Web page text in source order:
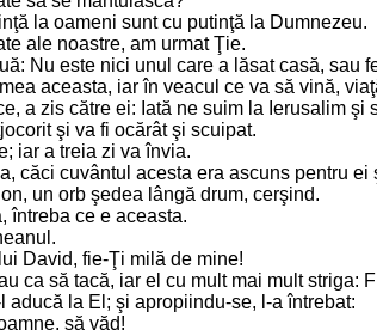
la oameni sunt cu putinţă la Dumnezeu.
ale noastre, am urmat Ţie.
Nu este nici unul care a lăsat casă,
aceasta, iar în veacul ce va să vină,
a zis către ei: Iată ne suim la Ierusalim
şi va fi ocărât şi scuipat.
iar a treia zi va învia.
căci cuvântul acesta era ascuns pentru
un orb şedea lângă drum, cerşind.
întreba ce e aceasta.
David, fie-Ţi milă de mine!
ca să tacă, iar el cu mult mai mult striga:
la El; şi apropiindu-se, l-a întrebat:
să văd!